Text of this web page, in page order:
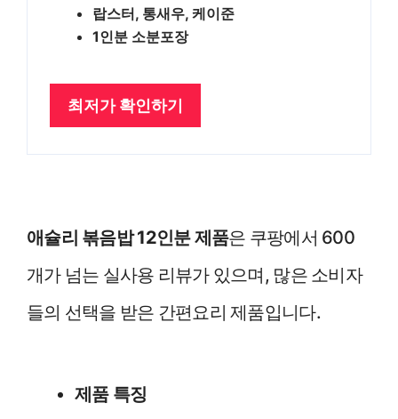
랍스터, 통새우, 케이준
1인분 소분포장
최저가 확인하기
애슐리 볶음밥 12인분 제품은 쿠팡에서 600
개가 넘는 실사용 리뷰가 있으며, 많은 소비자
들의 선택을 받은 간편요리 제품입니다.
제품 특징